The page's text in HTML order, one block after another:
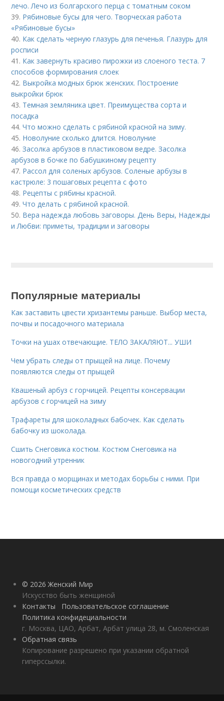
лечо. Лечо из болгарского перца с томатным соком
39. Рябиновые бусы для чего. Творческая работа
«Рябиновые бусы»
40. Как сделать черную глазурь для печенья. Глазурь для
росписи
41. Как завернуть красиво пирожки из слоеного теста. 7
способов формирования слоек
42. Выкройка модных брюк женских. Построение
выкройки брюк
43. Темная земляника цвет. Преимущества сорта и
посадка
44.Что можно сделать с рябиной красной на зиму.
45. Новолуние сколько длится. Новолуние
46.Засолка арбузов в пластиковом ведре. Засолка
арбузов в бочке по бабушкиному рецепту
47. Рассол для соленых арбузов. Соленые арбузы в
кастрюле: 3 пошаговых рецепта с фото
48. Рецепты с рябины красной.
49.Что делать с рябиной красной.
50. Вера надежда любовь заговоры. День Веры, Надежды
и Любви: приметы, традиции и заговоры
Популярные материалы
Как заставить цвести хризантемы раньше. Выбор места,
почвы и посадочного материала
Точки на ушах отвечающие. ТЕЛО ЗАКАЛЯЮТ... УШИ
Чем убрать следы от прыщей на лице. Почему
появляются следы от прыщей
Квашеный арбуз с горчицей. Рецепты консервации
арбузов с горчицей на зиму
Трафареты для шоколадных бабочек. Как сделать
бабочку из шоколада.
Сшить Снеговика костюм. Костюм Снеговика на
новогодний утренник
Вся правда о морщинах и методах борьбы с ними. При
помощи косметических средств
© 2026 Женский Мир
Искусство быть женщиной
Контакты
Пользовательское соглашение
Политика конфидециальности
г. Москва, ЦАО, Арбат, Арбат улица 28, м. Смоленская
Обратная связь
Копирование разрешено при указании обратной
гиперссылки.